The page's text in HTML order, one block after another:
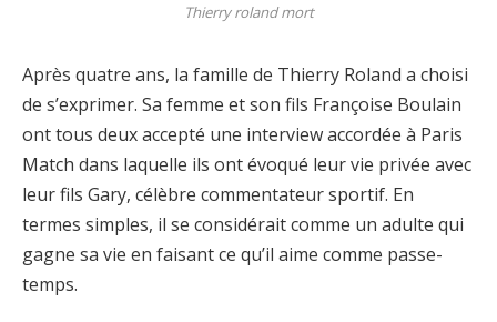
Thierry roland mort
Après quatre ans, la famille de Thierry Roland a choisi
de s’exprimer. Sa femme et son fils Françoise Boulain
ont tous deux accepté une interview accordée à Paris
Match dans laquelle ils ont évoqué leur vie privée avec
leur fils Gary, célèbre commentateur sportif. En
termes simples, il se considérait comme un adulte qui
gagne sa vie en faisant ce qu’il aime comme passe-
temps.